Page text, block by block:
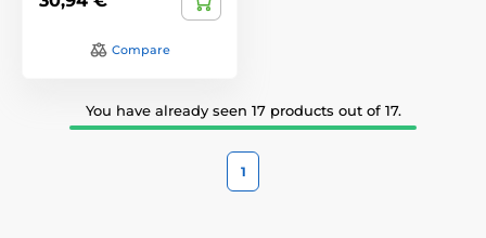
Compare
You have already seen 17 products out of 17.
1